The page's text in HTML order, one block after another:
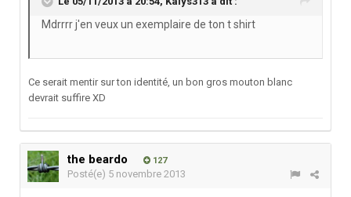
Mdrrrr j'en veux un exemplaire de ton t shirt
Ce serait mentir sur ton identité, un bon gros mouton blanc
devrait suffire XD
the beardo 127
Posté(e) 5 novembre 2013